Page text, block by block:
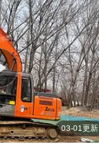
03-01更新